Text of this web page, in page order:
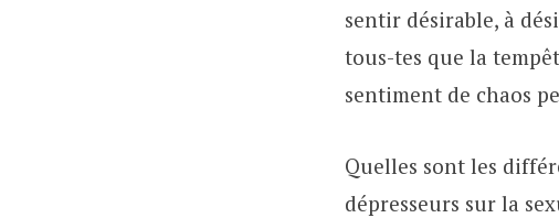
sentir désirable, à
tous-tes que la
sentiment de chaos
Quelles sont les
dépresseurs sur la